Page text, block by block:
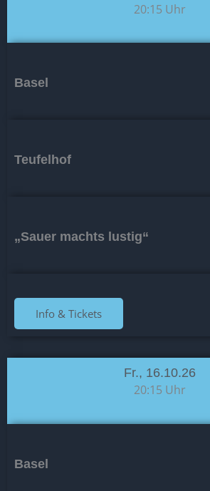
20:15 Uhr
Basel
Teufelhof
„Sauer machts lustig“
Info & Tickets
Fr., 16.10.26
20:15 Uhr
Basel